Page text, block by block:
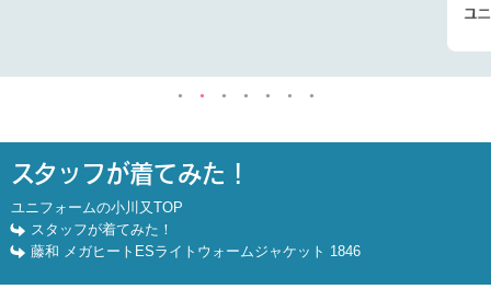
スタッフが着てみた！
ユニフォームの小川又TOP
スタッフが着てみた！
藤和 メガヒートESライトウォームジャケット 1846